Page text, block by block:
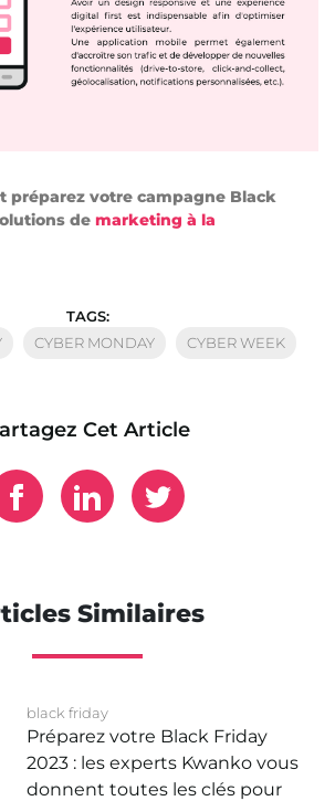
préparez votre campagne Black
de marketing à la
TAGS:
CYBER MONDAY CYBER WEEK
Cet Article
Similaires
black friday
Préparez votre Black Friday
2023 : les experts Kwanko vous
donnent toutes les clés pour